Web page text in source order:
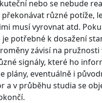
nebo se nebude
různé potíže,
musí vyrovnat atd.
potřebné k dosažení
závisí na
signály, které ho
eventuálně i
a v průběhu studia se